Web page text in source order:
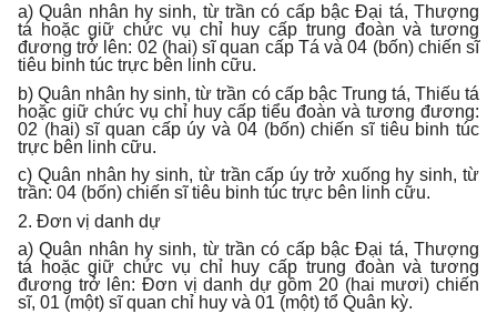
a) Quân nhân hy sinh, từ trần có cấp bậc Đại tá, Thượng
tá hoặc giữ chức vụ chỉ huy cấp trung đoàn và tương
đương trở lên: 02 (hai) sĩ quan cấp Tá và 04 (bốn) chiến sĩ
tiêu binh túc trực bên linh cữu.
b) Quân nhân hy sinh, từ trần có cấp bậc Trung tá, Thiếu tá
hoặc giữ chức vụ chỉ huy cấp tiểu đoàn và tương đương:
02 (hai) sĩ quan cấp úy và 04 (bốn) chiến sĩ tiêu binh túc
trực bên linh cữu.
c) Quân nhân hy sinh, từ trần cấp úy trở xuống hy sinh, từ
trần: 04 (bốn) chiến sĩ tiêu binh túc trực bên linh cữu.
2. Đơn vị danh dự
a) Quân nhân hy sinh, từ trần có cấp bậc Đại tá, Thượng
tá hoặc giữ chức vụ chỉ huy cấp trung đoàn và tương
đương trở lên: Đơn vị danh dự gồm 20 (hai mươi) chiến
sĩ, 01 (một) sĩ quan chỉ huy và 01 (một) tổ Quân kỳ.